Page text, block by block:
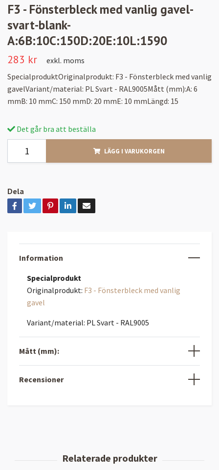
F3 - Fönsterbleck med vanlig gavel-
svart-blank-
A:6B:10C:150D:20E:10L:1590
283 kr
exkl. moms
SpecialproduktOriginalprodukt: F3 - Fönsterbleck med vanlig
gavelVariant/material: PL Svart - RAL9005Mått (mm):A: 6
mmB: 10 mmC: 150 mmD: 20 mmE: 10 mmLängd: 15
Det går bra att beställa
LÄGG I VARUKORGEN
Dela
Information
Specialprodukt
Originalprodukt: F3 - Fönsterbleck med vanlig
gavel
Variant/material: PL Svart - RAL9005
Mått (mm):
Recensioner